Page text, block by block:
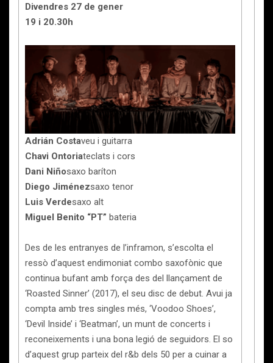
Divendres 27 de gener
19 i 20.30h
Adrián Costaveu i guitarra
Chavi Ontoriateclats i cors
Dani Niñosaxo baríton
Diego Jiménezsaxo tenor
Luis Verdesaxo alt
Miguel Benito “PT” bateria
Des de les entranyes de l’inframon, s’escolta el
ressò d’aquest endimoniat combo saxofònic que
continua bufant amb força des del llançament de
‘Roasted Sinner’ (2017), el seu disc de debut. Avui ja
compta amb tres singles més, ‘Voodoo Shoes’,
‘Devil Inside’ i ‘Beatman’, un munt de concerts i
reconeixements i una bona legió de seguidors. El so
d’aquest grup parteix del r&b dels 50 per a cuinar a